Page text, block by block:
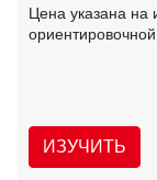
Цена указана на
ИЗУЧИТЬ